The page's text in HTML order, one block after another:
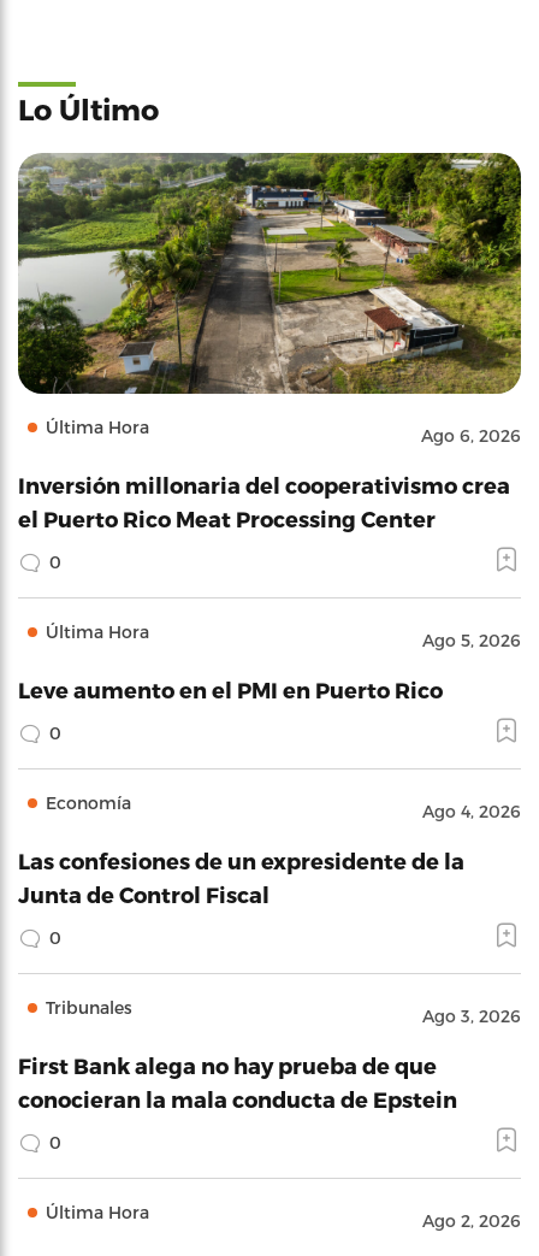
Lo Último
Última Hora Ago 6, 2026
Inversión millonaria del cooperativismo crea
el Puerto Rico Meat Processing Center
0
Última Hora Ago 5, 2026
Leve aumento en el PMI en Puerto Rico
0
Economía Ago 4, 2026
Las confesiones de un expresidente de la
Junta de Control Fiscal
0
Tribunales Ago 3, 2026
First Bank alega no hay prueba de que
conocieran la mala conducta de Epstein
0
Última Hora Ago 2, 2026